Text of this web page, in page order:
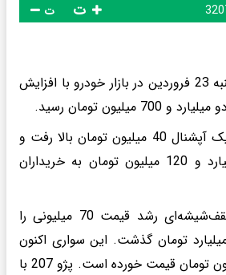
ت
قیمت ری‌را امروز یکشنبه 23 فروردین در بازار خودرو با افزایش
قیمت دناپلاس اتوماتیک آپشنال 40 میلیون تومان بالا رفت و
اکنون با بهای دو میلیارد و 120 میلیون تومان به خریداران
پژو 207 اتوماتیک سقف‌شیشه‌ای رشد قیمت 70 میلیونی را
تومان گذشت. این سواری اکنون
دو میلیارد و 150 میلیون تومان قیمت خورده است. پژو 207 با